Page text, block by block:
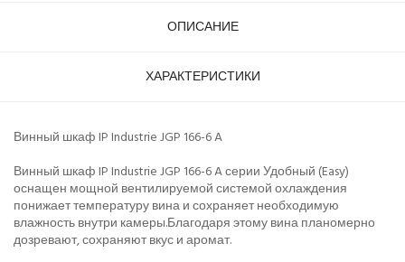
ОПИСАНИЕ
ХАРАКТЕРИСТИКИ
Винный шкаф IP Industrie JGP 166-6 A
Винный шкаф IP Industrie JGP 166-6 A серии Удобный (Easy)
оснащен мощной вентилируемой системой охлаждения
понижает температуру вина и сохраняет необходимую
влажность внутри камеры.Благодаря этому вина планомерно
дозревают, сохраняют вкус и аромат.